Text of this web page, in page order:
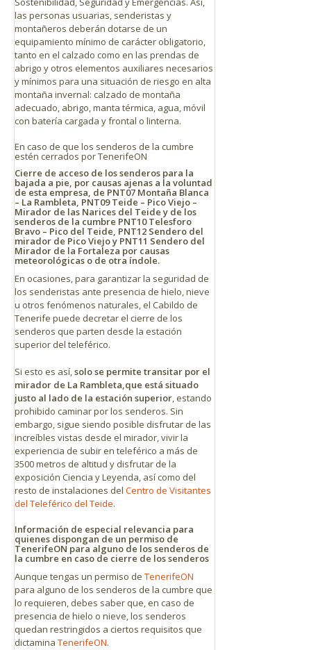
las personas usuarias, senderistas y
montañeros deberán dotarse de un
equipamiento mínimo de carácter obligatorio,
tanto en el calzado como en las prendas de
abrigo y otros elementos auxiliares necesarios
y mínimos para una situación de riesgo en alta
montaña invernal: calzado de montaña
adecuado, abrigo, manta térmica, agua, móvil
con batería cargada y frontal o linterna.
En caso de que los senderos de la cumbre
estén cerrados por TenerifeON
Cierre de acceso de los senderos para la
bajada a pie, por causas ajenas a la voluntad
de esta empresa, de PNT07 Montaña Blanca
– La Rambleta, PNT09 Teide – Pico Viejo –
Mirador de las Narices del Teide y de los
senderos de la cumbre PNT10 Telesforo
Bravo – Pico del Teide, PNT12 Sendero del
mirador de Pico Viejo y PNT11 Sendero del
Mirador de la Fortaleza por causas
meteorológicas o de otra índole.
En ocasiones, para garantizar la seguridad de
los senderistas ante presencia de hielo, nieve
u otros fenómenos naturales, el Cabildo de
Tenerife puede decretar el cierre de los
senderos que parten desde la estación
superior del teleférico.
Si esto es así,solo se permite transitar por el
mirador de La Rambleta,que está situado
justo al lado de la estación superior, estando
prohibido caminar por los senderos. Sin
embargo, sigue siendo posible disfrutar de las
increíbles vistas desde el mirador, vivir la
experiencia de subir en teleférico a más de
3500 metros de altitud y disfrutar de la
exposición Ciencia y Leyenda, así como del
resto de instalaciones del Centro de Visitantes
del Teleférico del Teide.
Información de especial relevancia para
quienes dispongan de un permiso de
TenerifeON para alguno de los senderos de
la cumbre en caso de cierre de los senderos
Aunque tengas un permiso de TenerifeON
para alguno de los senderos de la cumbre que
lo requieren, debes saber que, en caso de
presencia de hielo o nieve, los senderos
quedan restringidos a ciertos requisitos que
dictamina TenerifeON.